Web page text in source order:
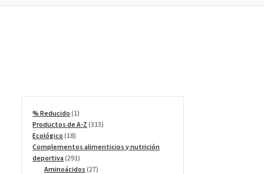
% Reducido 11
producto
Productos de A-Z 313313
Ecológico 1818
productos
Complementos alimenticios y nutrición
deportiva 291291
productos
Aminoácidos 2727